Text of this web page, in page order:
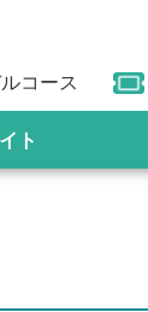
コース
ト